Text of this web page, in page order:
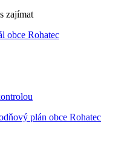
zajímat
obce Rohatec
plán obce Rohatec